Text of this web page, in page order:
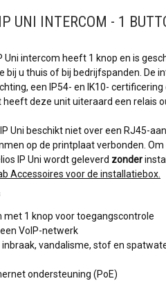
UNI INTERCOM - 1
Uni intercom heeft 1 knop en is
bij u thuis of bij bedrijfspanden. De
een IP54- en IK10-
heeft deze unit uiteraard een relais
IP Uni beschikt niet over een RJ45-
op de printplaat verbonden.
IP Uni wordt geleverd zonder
Accessoires voor de installatiebox.
met 1 knop voor toegangscontrole
VoIP-netwerk
inbraak, vandalisme, stof en
ondersteuning (PoE)